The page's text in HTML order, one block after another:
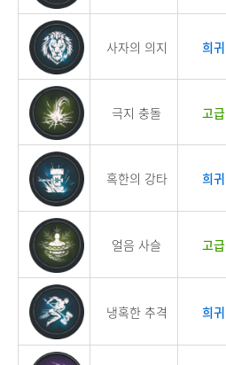
사자의 의지 희귀
극지 충돌 고급
혹한의 강타 희귀
얼음 사슬 고급
냉혹한 추격 희귀